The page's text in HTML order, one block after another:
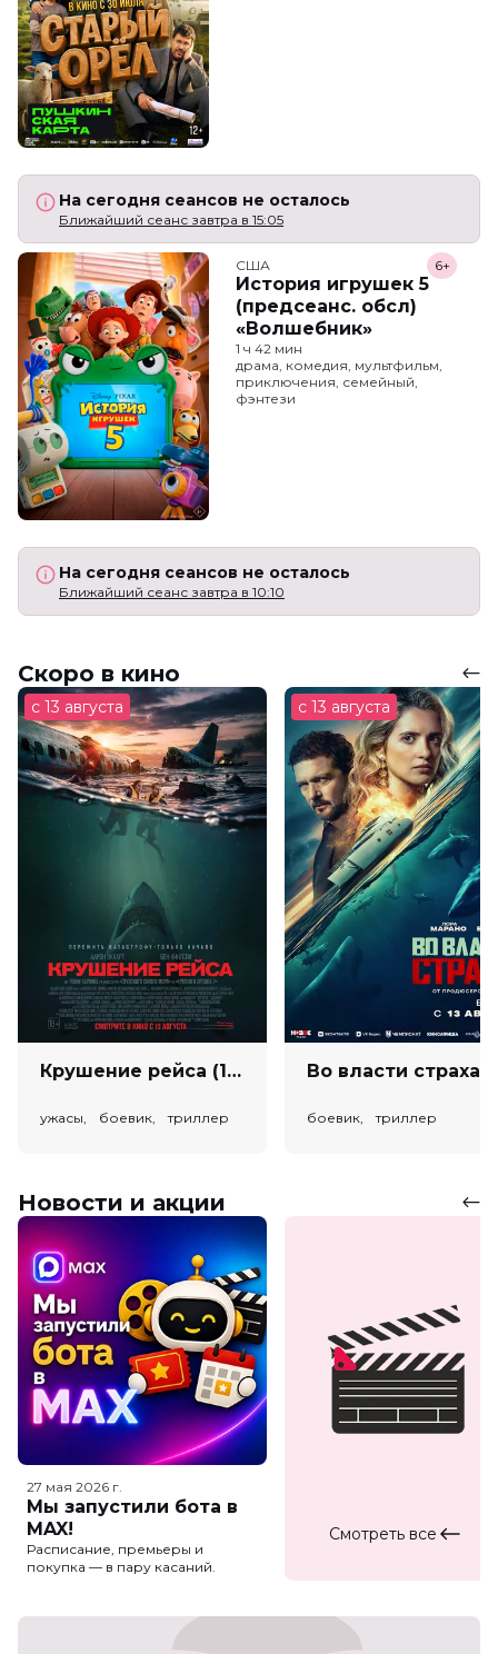
На сегодня сеансов не осталось
Ближайший сеанс завтра в 15:05
США
История игрушек 5
(предсеанс. обсл)
«Волшебник»
6+
1 ч 42 мин
драма, комедия, мультфильм,
приключения, семейный,
фэнтези
На сегодня сеансов не осталось
Ближайший сеанс завтра в 10:10
Скоро в кино
с 13 августа
Крушение рейса (18+)
ужасы, боевик, триллер
с 13 августа
боевик, триллер
Новости и акции
27 мая 2026 г.
Мы запустили бота в
MAX!
Расписание, премьеры и
покупка — в пару касаний.
Смотреть все